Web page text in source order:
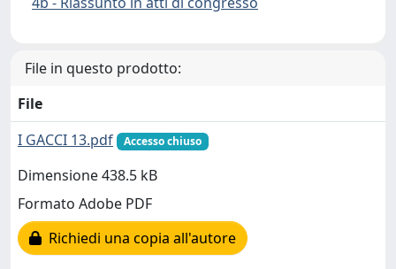
File in questo prodotto:
File
I GACCI 13.pdf
Accesso chiuso
Dimensione 438.5 kB
Formato Adobe PDF
Richiedi una copia all'autore